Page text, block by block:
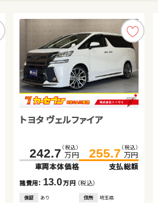
トヨタ ヴェルファイア
242.7 （税込）
万円
車両本体価格
255.7 （税込）
万円
支払総額
諸費用： 13.0万円 （税込）
保証 あり 住所
埼玉県
スズキ ワゴンＲ
40.2 万円
車両本体価格
支払総額
スズキ ジムニーシエラ
198.8 万円
車両本体価格
208.1
支払総額
トヨタ ルーミー
111.6 （税込）
万円
車両本体価格
123.7 （税込）
万円
支払総額
諸費用： 12.1万円 （税込）
保証 なし 住所
福島県